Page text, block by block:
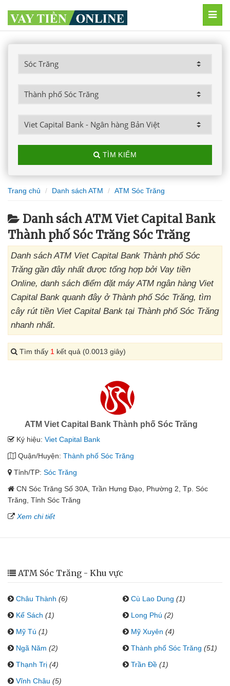
TÌM KIẾM
Trang chủ Danh sách ATM ATM Sóc Trăng
Danh sách ATM Viet Capital Bank
Thành phố Sóc Trăng Sóc Trăng
Danh sách ATM Viet Capital Bank Thành phố Sóc
Trăng gần đây nhất được tổng hợp bởi Vay tiền
Online, danh sách điểm đặt máy ATM ngân hàng Viet
Capital Bank quanh đây ở Thành phố Sóc Trăng, tìm
cây rút tiền Viet Capital Bank tại Thành phố Sóc Trăng
nhanh nhất.
Tìm thấy 1 kết quả (0.0013 giây)
ATM Viet Capital Bank Thành phố Sóc Trăng
Ký hiệu: Viet Capital Bank
Quận/Huyện: Thành phố Sóc Trăng
Tỉnh/TP: Sóc Trăng
CN Sóc Trăng Số 30A, Trần Hưng Đạo, Phường 2, Tp. Sóc
Trăng, Tỉnh Sóc Trăng
Xem chi tiết
ATM Sóc Trăng - Khu vực
Châu Thành (6) Cù Lao Dung (1)
Kế Sách (1) Long Phú (2)
Mỹ Tú (1) Mỹ Xuyên (4)
Ngã Năm (2) Thành phố Sóc Trăng (51)
Thạnh Trị (4) Trần Đề (1)
Vĩnh Châu (5)